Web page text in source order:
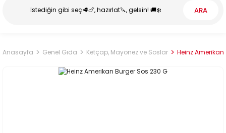
ARA
Anasayfa Genel Gıda Ketçap, Mayonez ve Soslar Heinz Amerikan